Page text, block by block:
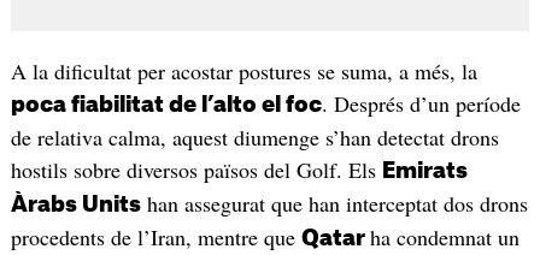
A la dificultat per acostar postures se suma, a més, la
poca fiabilitat de l’alto el foc. Després d’un període
de relativa calma, aquest diumenge s’han detectat drons
hostils sobre diversos països del Golf. Els Emirats
Àrabs Unitshan assegurat que han interceptat dos drons
procedents de l’Iran, mentre que Qatar ha condemnat un